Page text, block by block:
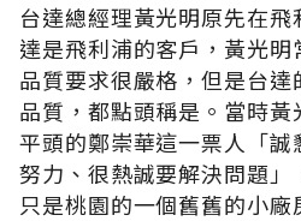
台達總經理黃光明原先在
達是飛利浦的客戶，黃光
品質要求很嚴格，但是台
品質，都點頭稱是。當時
平頭的鄭崇華這一票人「
努力、很熱誠要解決問題
只是桃園的一個舊舊的小廠